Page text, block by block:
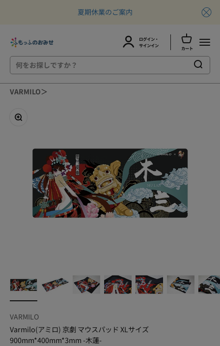
コンテンツへスキップ
夏期休業のご案内
ふもっふのおみせ
アカウントページに移動する
ログイン・
サインイン
カートを開
カート
メニ
VARMILO＞
ズームイン
VARMILO
Varmilo(アミロ) 京劇 マウスパッド XLサイズ
900mm*400mm*3mm -木蓮-